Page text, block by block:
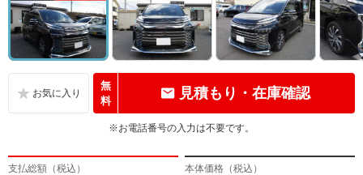
無
料
見積もり・在庫確認
※お電話番号の入力は不要です。
支払総額（税込） 本体価格（税込）